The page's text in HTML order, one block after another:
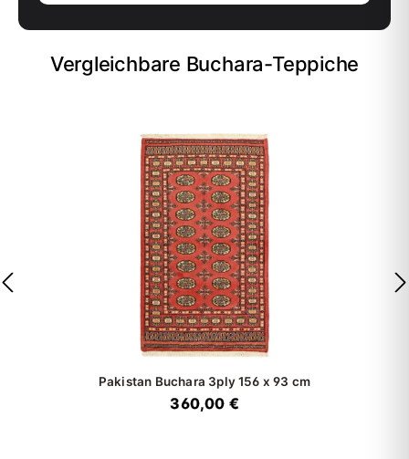
Vergleichbare Buchara-Teppiche
Pakistan Buchara 3ply156 x 93 cm
360,00 €